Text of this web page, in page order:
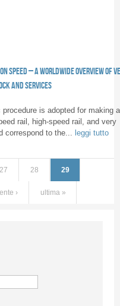
speed – A worldwide overview of
and services
is adopted for making a
rail, high-speed rail, and very
correspond to the... leggi tutto
27 28 29
› ultima »